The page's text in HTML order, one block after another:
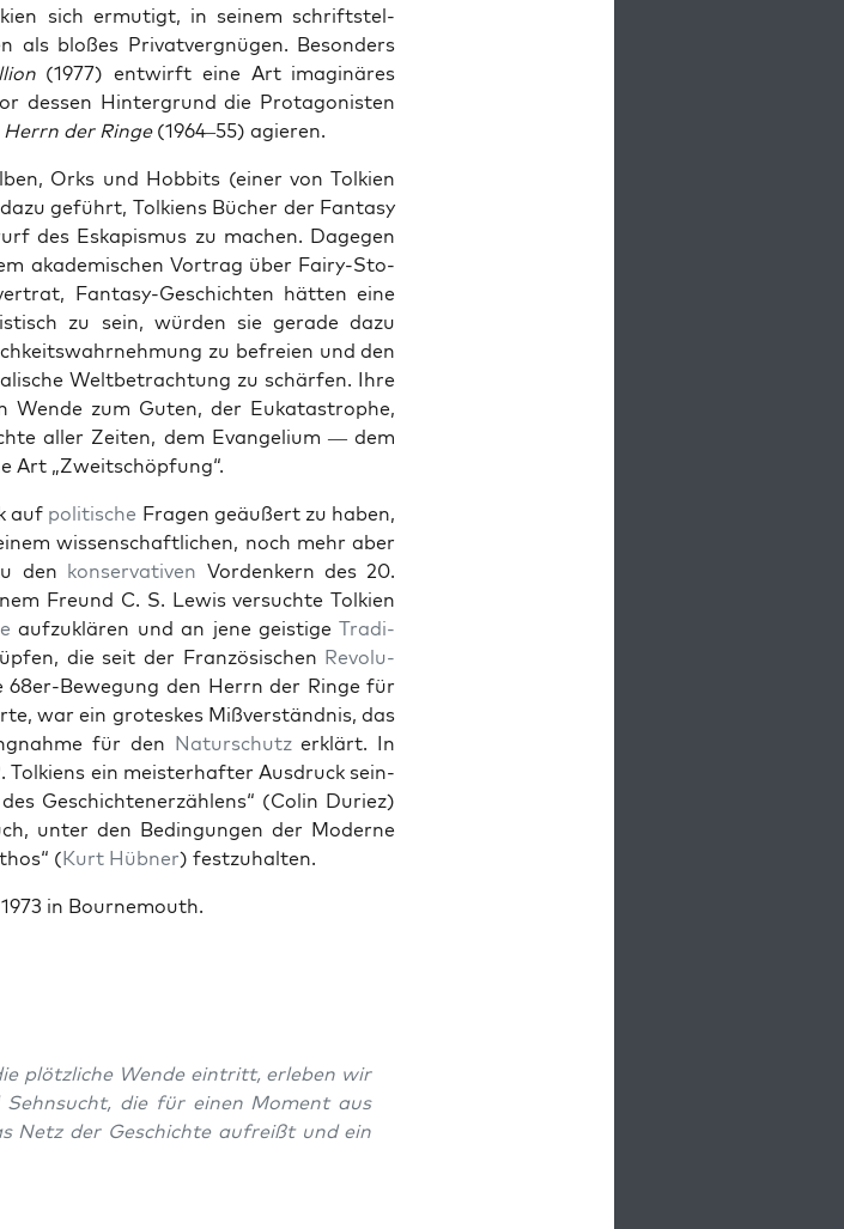
sich ermutigt, in seinem schrift­stel­
als bloßes Pri­vatvergnü­gen. Beson­ders
(1977) entwirft eine Art imag­inäres
dessen Hin­ter­grund die Pro­tag­o­nis­ten
Her­rn der Ringe(1964–55) agieren.
Orks und Hob­bits (ein­er von Tolkien
geführt, Tolkiens Büch­er der Fan­ta­sy
des Eskapis­mus zu machen. Dage­gen
akademis­chen Vor­trag über Fairy-Sto­
Fan­ta­sy-Geschicht­en hät­ten eine
zu sein, wür­den sie ger­ade dazu
zu befreien und den
Welt­be­tra­ch­tung zu schär­fen. Ihre
zum Guten, der Eukatas­tro­phe,
aller Zeit­en, dem Evan­geli­um — dem
Art „Zweitschöp­fung“.
auf poli­tis­che Fra­gen geäußert zu haben,
wis­senschaftlichen, noch mehr aber
den kon­ser­v­a­tiv­en Vor­denkern des 20.
Fre­und C. S. Lewis ver­suchte Tolkien
aufzuk­lären und an jene geistigeTra­di­
die seit der Franzö­sis­chen Rev­o­lu­
68er-Bewe­gung den Her­rn der Ringe für
war ein groteskes Mißver­ständ­nis, das
für den Naturschutzerk­lärt. In
Tolkiens ein meis­ter­hafter Aus­druck sein­
des Geschicht­en­erzäh­lens“ (Col­in Duriez)
unter den Bedin­gun­gen der Mod­erne
(Kurt Hüb­n­er) festzuhal­ten.
in Bournemouth.
plöt­zliche Wende ein­tritt, erleben wir
die für einen Moment aus
Netz der Geschichte aufreißt und ein